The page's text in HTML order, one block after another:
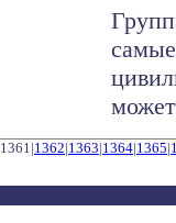
1361|1362|1363|1364|1365|